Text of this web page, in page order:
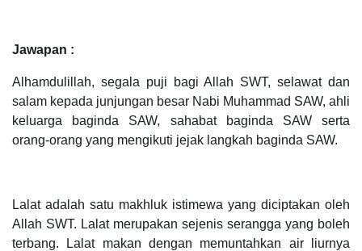
Jawapan :
Alhamdulillah, segala puji bagi Allah SWT, selawat dan
salam kepada junjungan besar Nabi Muhammad SAW, ahli
keluarga baginda SAW, sahabat baginda SAW serta
orang-orang yang mengikuti jejak langkah baginda SAW.
Lalat adalah satu makhluk istimewa yang diciptakan oleh
Allah SWT. Lalat merupakan sejenis serangga yang boleh
terbang. Lalat makan dengan memuntahkan air liurnya